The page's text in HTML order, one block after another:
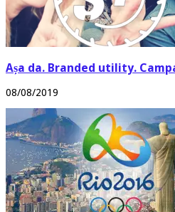
Așa da. Branded utility.
08/08/2019